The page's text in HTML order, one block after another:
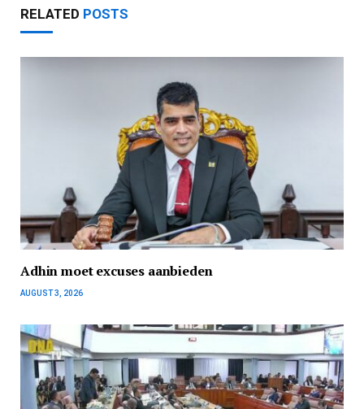
RELATED POSTS
Adhin moet excuses aanbieden
AUGUST 3, 2026